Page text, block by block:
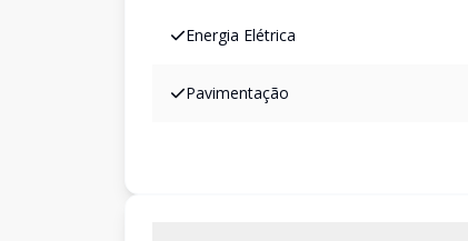
Energia Elétrica
Pavimentação